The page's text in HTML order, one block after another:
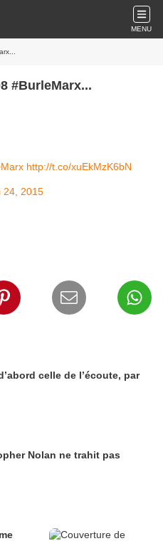
MENU
#BurleMarx...
http://t.co/xuEkMzK6bN
24, 2015
celle de l’écoute, par
Nolan ne trahit pas